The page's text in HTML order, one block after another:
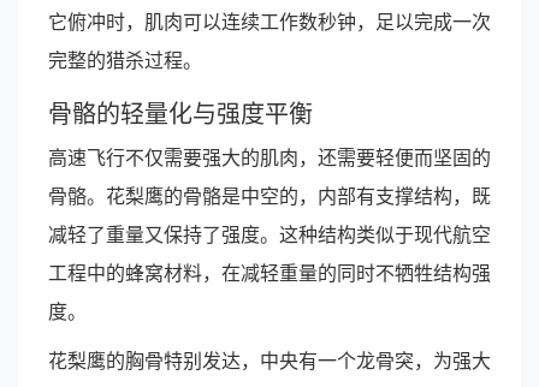
它俯冲时，肌肉可以连续工作数秒钟，足以完成一次
完整的猎杀过程。
骨骼的轻量化与强度平衡
高速飞行不仅需要强大的肌肉，还需要轻便而坚固的
骨骼。花梨鹰的骨骼是中空的，内部有支撑结构，既
减轻了重量又保持了强度。这种结构类似于现代航空
工程中的蜂窝材料，在减轻重量的同时不牺牲结构强
度。
花梨鹰的胸骨特别发达，中央有一个龙骨突，为强大